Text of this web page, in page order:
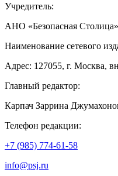
Учредитель:
АНО «Безопасная Столица»
Наименование сетевого
Адрес: 127055, г. Москва,
Главный редактор:
Карпач Заррина
Телефон редакции:
+7 (985) 774-61-58
info@psj.ru